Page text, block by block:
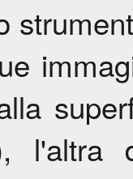
l'altra